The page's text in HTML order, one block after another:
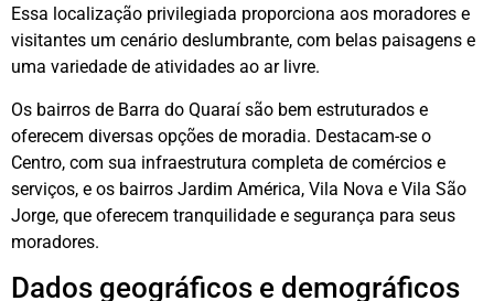
Essa localização privilegiada proporciona aos moradores e
visitantes um cenário deslumbrante, com belas paisagens e
uma variedade de atividades ao ar livre.
Os bairros de Barra do Quaraí são bem estruturados e
oferecem diversas opções de moradia. Destacam-se o
Centro, com sua infraestrutura completa de comércios e
serviços, e os bairros Jardim América, Vila Nova e Vila São
Jorge, que oferecem tranquilidade e segurança para seus
moradores.
Dados geográficos e demográficos